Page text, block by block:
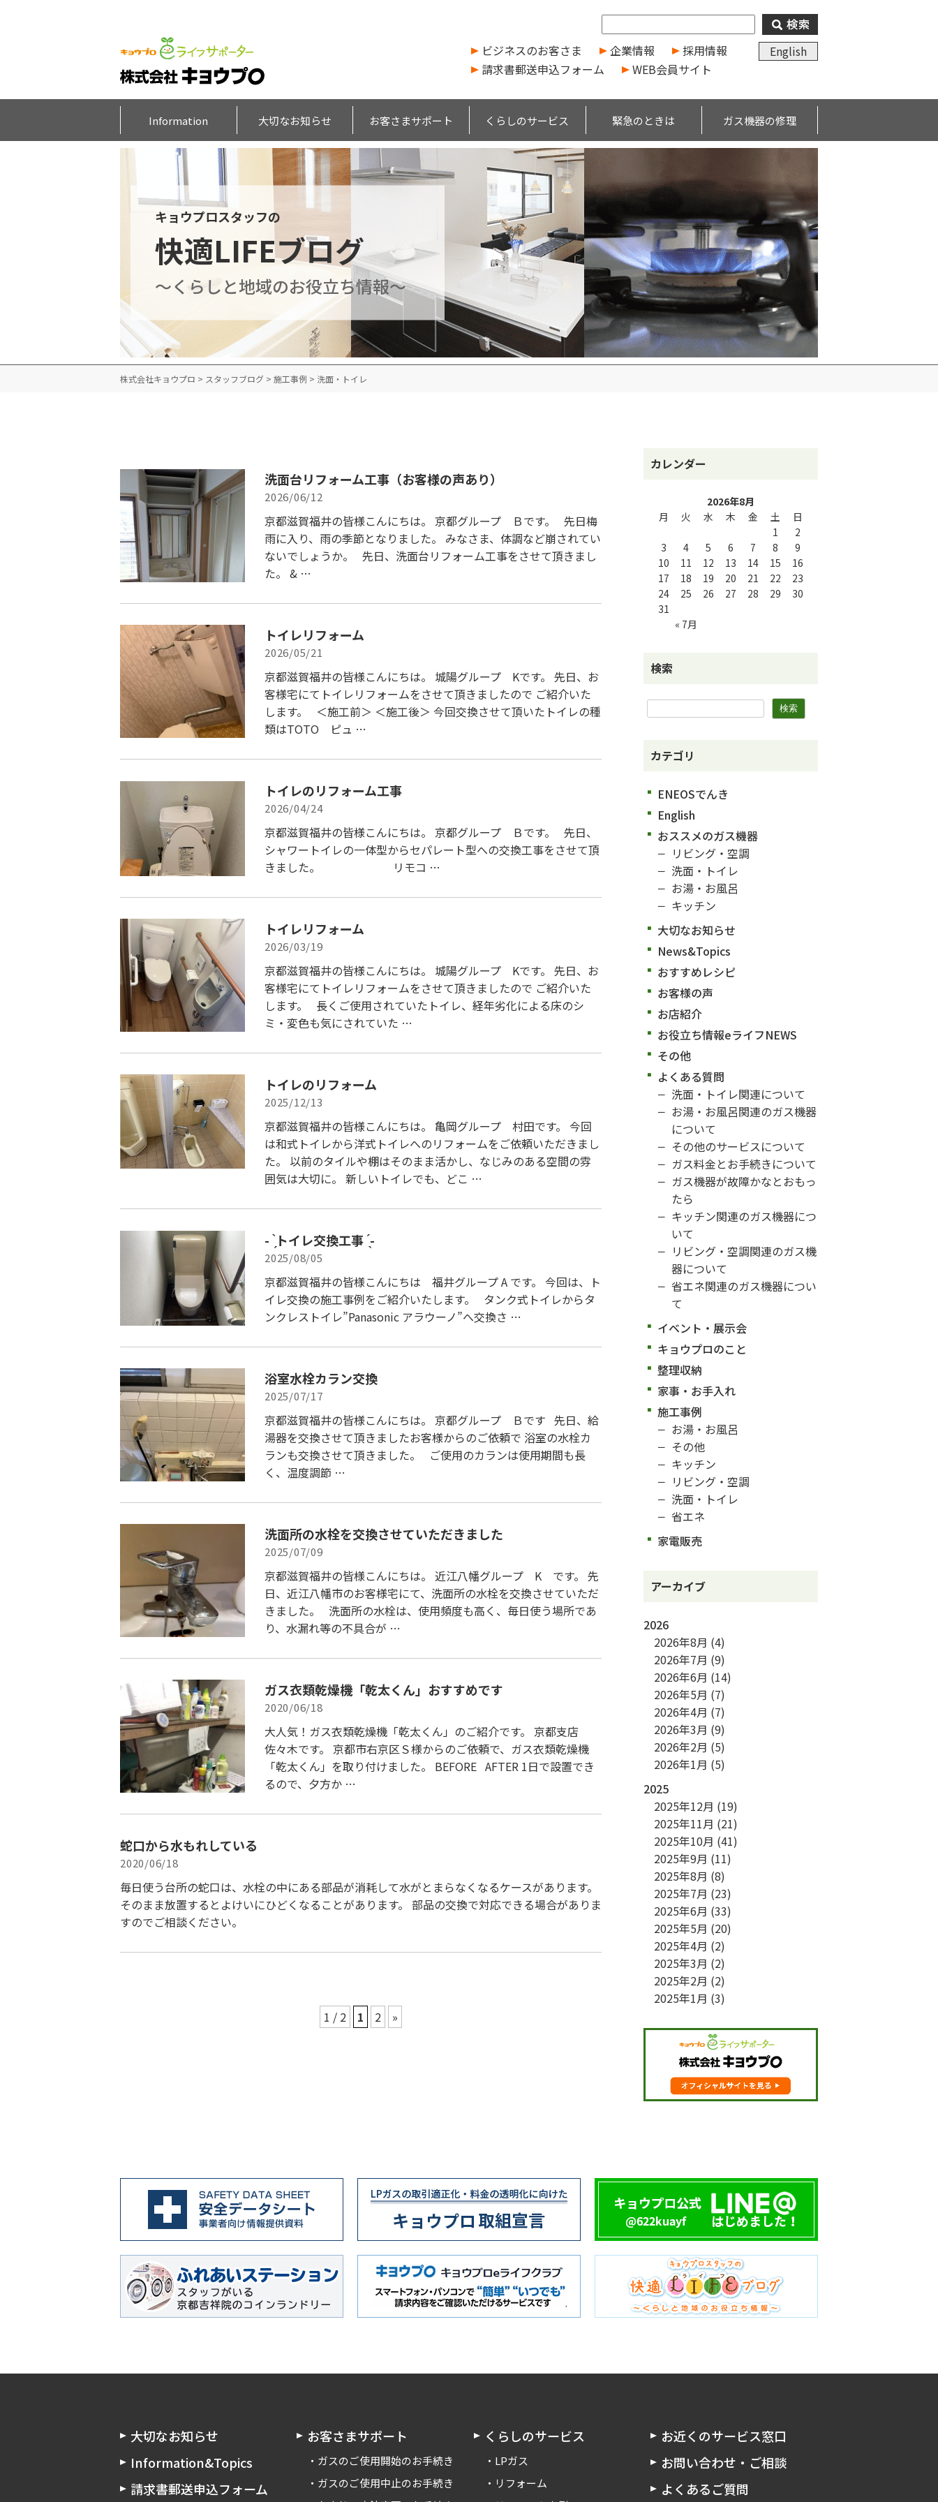
ビジネスのお客さま 企業情報 採用情報
English
請求書郵送申込フォーム
WEB会員サイト
Information 大切なお知らせ お客さまサポート くらしのサービス 緊急のときは ガス機器の修理
キョウプロスタッフの
快適LIFEブログ
～くらしと地域のお役立ち情報～
株式会社キョウプロ > スタッフブログ > 施工事例 > 洗面・トイレ
カレンダー
2026年8月
月
火 水 木 金 土 日
« 7月
1
2
3
4 5 6 7 8
9
10
11 12 13 14 15
16
17
18 19 20 21 22
23
24
25 26 27 28 29
30
31
検索
カテゴリ
ENEOSでんき
English
おススメのガス機器
リビング・空調
洗面・トイレ
お湯・お風呂
キッチン
大切なお知らせ
News&Topics
おすすめレシピ
お客様の声
お店紹介
お役立ち情報eライフNEWS
その他
よくある質問
洗面・トイレ関連について
お湯・お風呂関連のガス機器
について
その他のサービスについて
ガス料金とお手続きについて
ガス機器が故障かなとおもっ
たら
キッチン関連のガス機器につ
いて
リビング・空調関連のガス機
器について
省エネ関連のガス機器につい
て
イベント・展示会
キョウプロのこと
整理収納
家事・お手入れ
施工事例
お湯・お風呂
その他
キッチン
リビング・空調
洗面・トイレ
省エネ
家電販売
アーカイブ
2026
2026年8月 (4)
2026年7月 (9)
2026年6月 (14)
2026年5月 (7)
2026年4月 (7)
2026年3月 (9)
2026年2月 (5)
2026年1月 (5)
2025
2025年12月 (19)
2025年11月 (21)
2025年10月 (41)
2025年9月 (11)
2025年8月 (8)
2025年7月 (23)
2025年6月 (33)
2025年5月 (20)
2025年4月 (2)
2025年3月 (2)
2025年2月 (2)
2025年1月 (3)
洗面台リフォーム工事（お客様の声あり）
2026/06/12
京都滋賀福井の皆様こんにちは。 京都グループ Ｂです。 先日梅
雨に入り、雨の季節となりました。 みなさま、体調など崩されてい
ないでしょうか。 先日、洗面台リフォーム工事をさせて頂きまし
た。 & …
トイレリフォーム
2026/05/21
京都滋賀福井の皆様こんにちは。 城陽グループ Kです。 先日、お
客様宅にてトイレリフォームをさせて頂きましたので ご紹介いた
します。 ＜施工前＞ ＜施工後＞ 今回交換させて頂いたトイレの種
類はTOTO ピュ …
トイレのリフォーム工事
2026/04/24
京都滋賀福井の皆様こんにちは。 京都グループ Ｂです。 先日、
シャワートイレの一体型からセパレート型への交換工事をさせて頂
きました。 リモコ …
トイレリフォーム
2026/03/19
京都滋賀福井の皆様こんにちは。 城陽グループ Kです。 先日、お
客様宅にてトイレリフォームをさせて頂きましたので ご紹介いた
します。 長くご使用されていたトイレ、経年劣化による床のシ
ミ・変色も気にされていた …
トイレのリフォーム
2025/12/13
京都滋賀福井の皆様こんにちは。 亀岡グループ 村田です。 今回
は和式トイレから洋式トイレへのリフォームをご依頼いただきまし
た。 以前のタイルや棚はそのまま活かし、なじみのある空間の雰
囲気は大切に。 新しいトイレでも、どこ …
- ̀͏̗トイレ交換工事 ́͏̖-
2025/08/05
京都滋賀福井の皆様こんにちは 福井グループ A です。 今回は、ト
イレ交換の施工事例をご紹介いたします。 タンク式トイレからタ
ンクレストイレ”Panasonic アラウーノ”へ交換さ …
浴室水栓カラン交換
2025/07/17
京都滋賀福井の皆様こんにちは。 京都グループ Ｂです 先日、給
湯器を交換させて頂きましたお客様からのご依頼で 浴室の水栓カ
ランも交換させて頂きました。 ご使用のカランは使用期間も長
く、温度調節 …
洗面所の水栓を交換させていただきました
2025/07/09
京都滋賀福井の皆様こんにちは。 近江八幡グループ K です。 先
日、近江八幡市のお客様宅にて、洗面所の水栓を交換させていただ
きました。 洗面所の水栓は、使用頻度も高く、毎日使う場所であ
り、水漏れ等の不具合が …
ガス衣類乾燥機「乾太くん」おすすめです
2020/06/18
大人気！ガス衣類乾燥機「乾太くん」のご紹介です。 京都支店
佐々木です。 京都市右京区Ｓ様からのご依頼で、ガス衣類乾燥機
「乾太くん」を取り付けました。 BEFORE AFTER 1日で設置でき
るので、夕方か …
蛇口から水もれしている
2020/06/18
毎日使う台所の蛇口は、水栓の中にある部品が消耗して水がとまらなくなるケースがあります。
そのまま放置するとよけいにひどくなることがあります。 部品の交換で対応できる場合がありま
すのでご相談ください。
1 / 2 1 2 »
大切なお知らせ
Information&Topics
請求書郵送申込フォーム
お客さまサポート
ガスのご使用開始のお手続き
ガスのご使用中止のお手続き
くらしのサービス
LPガス
リフォーム
お近くのサービス窓口
お問い合わせ・ご相談
よくあるご質問